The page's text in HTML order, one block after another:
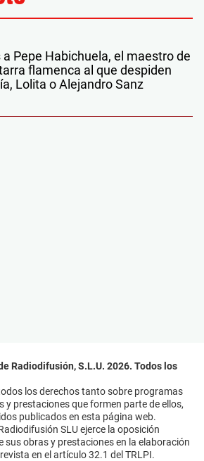
a Pepe Habichuela, el maestro de
flamenca al que despiden
Lolita o Alejandro Sanz
Radiodifusión, S.L.U. 2026. Todos los
los derechos tanto sobre programas
y prestaciones que formen parte de ellos,
publicados en esta página web.
SLU ejerce la oposición
sus obras y prestaciones en la elaboración
en el artículo 32.1 del TRLPI.